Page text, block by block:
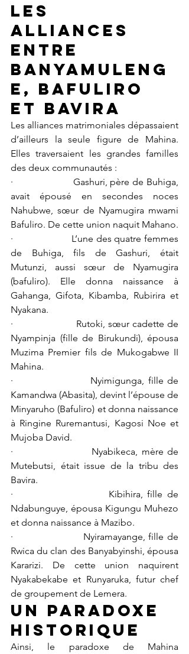
Les
alliances
entre
Banyamuleng
e, Bafuliro
et Bavira
Les alliances matrimoniales dépassaient
d’ailleurs la seule figure de Mahina.
Elles traversaient les grandes familles
des deux communautés :
·                     Gashuri, père de Buhiga,
avait épousé en secondes noces
Nahubwe, sœur de Nyamugira mwami
Bafuliro. De cette union naquit Mahano.
·                     L’une des quatre femmes
de Buhiga, fils de Gashuri, était
Mutunzi, aussi sœur de Nyamugira
(bafuliro). Elle donna naissance à
Gahanga, Gifota, Kibamba, Rubirira et
Nyakana.
·                     Rutoki, sœur cadette de
Nyampinja (fille de Birukundi), épousa
Muzima Premier fils de Mukogabwe II
Mahina.
·                     Nyimigunga, fille de
Kamandwa (Abasita), devint l’épouse de
Minyaruho (Bafuliro) et donna naissance
à Ringine Ruremantusi, Kagosi Noe et
Mujoba David.
·                     Nyabikeca, mère de
Mutebutsi, était issue de la tribu des
Bavira.
·                     Kibihira, fille de
Ndabunguye, épousa Kigungu Muhezo
et donna naissance à Mazibo.
·                     Nyiramayange, fille de
Rwica du clan des Banyabyinshi, épousa
Kararizi. De cette union naquirent
Nyakabekabe et Runyaruka, futur chef
de groupement de Lemera.
Un paradoxe
historique
Ainsi, le paradoxe de Mahina